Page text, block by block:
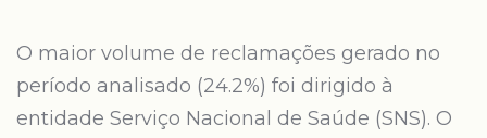
O maior volume de reclamações gerado no
período analisado (24.2%) foi dirigido à
entidade Serviço Nacional de Saúde (SNS). O